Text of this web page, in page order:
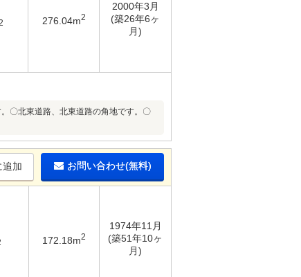
276.04m2
2000年3月
(築26年6ヶ
月)
〇北東道路、北東道路の角地です。〇
追加 お問い合わせ(無料)
172.18m2
1974年11月
(築51年10ヶ
月)